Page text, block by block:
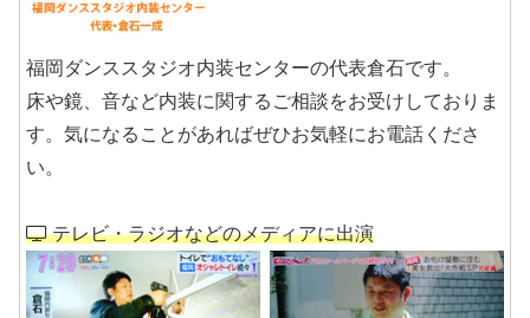
福岡ダンススタジオ内装センターの代表倉石です。
床や鏡、音など内装に関するご相談をお受けしておりま
す。気になることがあればぜひお気軽にお電話くださ
い。
テレビ・ラジオなどのメディアに出演